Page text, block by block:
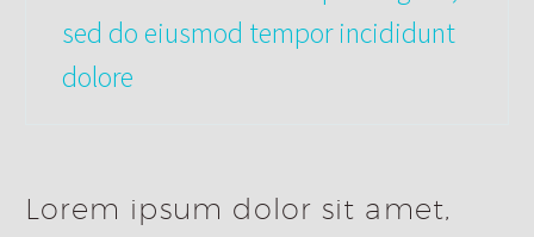
sed do eiusmod tempor incididunt
dolore
Lorem ipsum dolor sit amet,